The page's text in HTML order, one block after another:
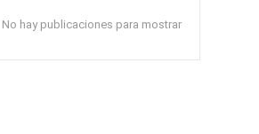
No hay publicaciones para mostrar